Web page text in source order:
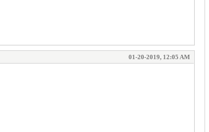
01-20-2019, 12:05 AM